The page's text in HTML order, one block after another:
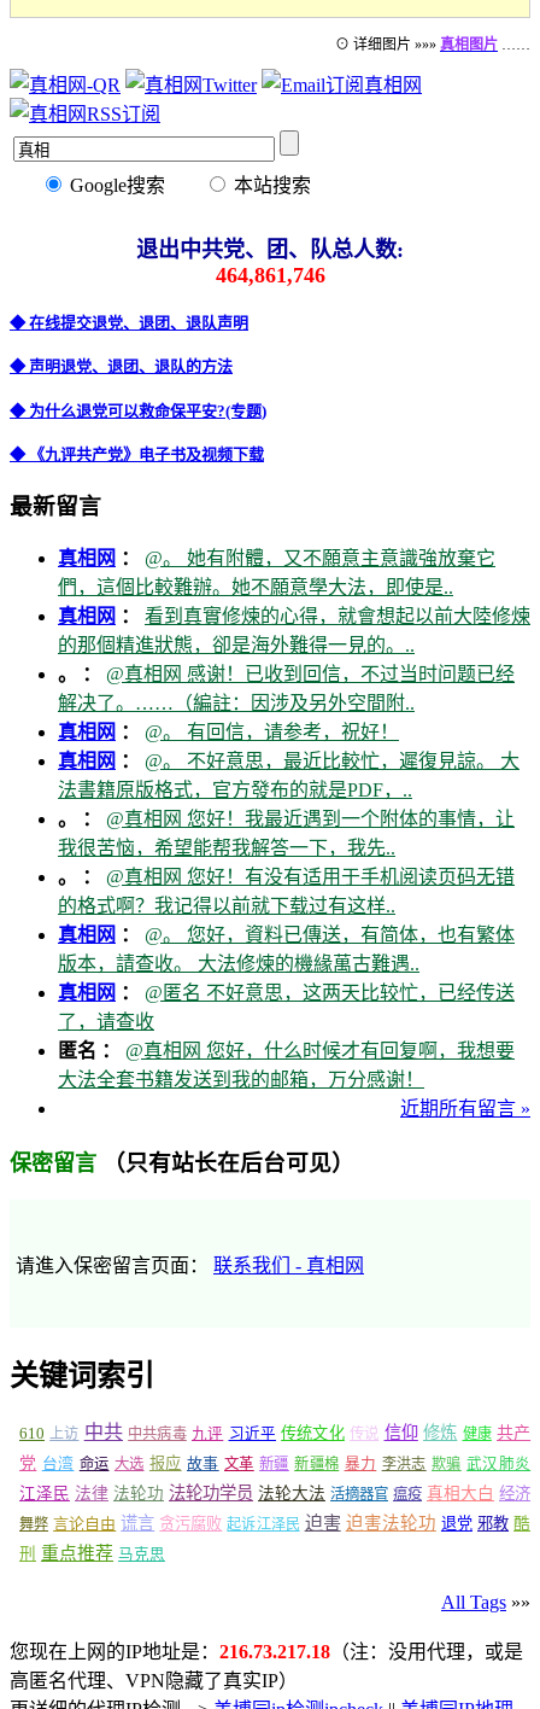
⊙ 详细图片 »»» 真相图片 ……
Google搜索 本站搜索
退出中共党、团、队总人数:
464,861,746
◆ 在线提交退党、退团、退队声明
◆ 声明退党、退团、退队的方法
◆ 为什么退党可以救命保平安?(专题)
◆ 《九评共产党》电子书及视频下载
最新留言
真相网 ： @。 她有附體，又不願意主意識強放棄它
們，這個比較難辦。她不願意學大法，即使是..
真相网 ： 看到真實修煉的心得，就會想起以前大陸修煉
的那個精進狀態，卻是海外難得一見的。..
。 ： @真相网 感谢！已收到回信，不过当时问题已经
解决了。……（編註：因涉及另外空間附..
真相网 ： @。 有回信，请参考，祝好！
真相网 ： @。 不好意思，最近比較忙，遲復見諒。 大
法書籍原版格式，官方發布的就是PDF，..
。 ： @真相网 您好！我最近遇到一个附体的事情，让
我很苦恼，希望能帮我解答一下，我先..
。 ： @真相网 您好！有没有适用于手机阅读页码无错
的格式啊？我记得以前就下载过有这样..
真相网 ： @。 您好，資料已傳送，有简体，也有繁体
版本，請查收。 大法修煉的機緣萬古難遇..
真相网 ： @匿名 不好意思，这两天比较忙，已经传送
了，请查收
匿名 ： @真相网 您好，什么时候才有回复啊，我想要
大法全套书籍发送到我的邮箱，万分感谢！
近期所有留言 »
保密留言 （只有站长在后台可见）
请進入保密留言页面： 联系我们 - 真相网
关键词索引
610 上访 中共 中共病毒 九评 习近平 传统文化 传说 信仰 修炼 健康 共产
党 台湾 命运 大选 报应 故事 文革 新疆 新疆棉 暴力 李洪志 欺骗 武汉肺炎
江泽民 法律 法轮功 法轮功学员 法轮大法 活摘器官 瘟疫 真相大白 经济
舞弊 言论自由 谎言 贪污腐败 起诉江泽民 迫害 迫害法轮功 退党 邪教 酷
刑 重点推荐 马克思
All Tags »»
您现在上网的IP地址是： 216.73.217.18 （注：没用代理，或是
高匿名代理、VPN隐藏了真实IP）